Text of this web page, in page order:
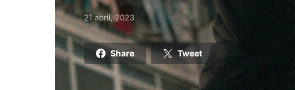
Posted on
21 abril, 2023
Share Tweet